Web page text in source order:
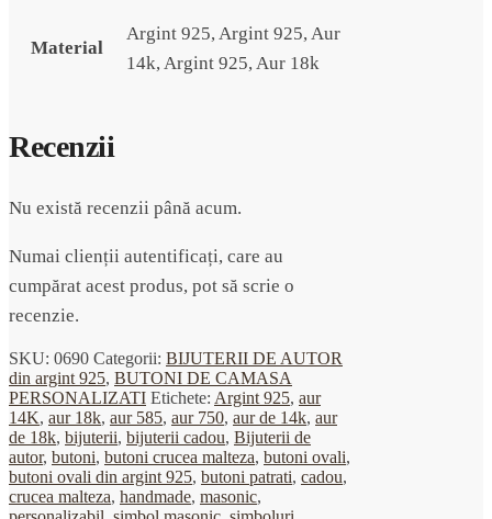
Material
Argint 925, Argint 925, Aur
14k, Argint 925, Aur 18k
Recenzii
Nu există recenzii până acum.
Numai clienții autentificați, care au
cumpărat acest produs, pot să scrie o
recenzie.
SKU: 0690 Categorii: BIJUTERII DE AUTOR
din argint 925, BUTONI DE CAMASA
PERSONALIZATI Etichete: Argint 925, aur
14K, aur 18k, aur 585, aur 750, aur de 14k, aur
de 18k, bijuterii, bijuterii cadou, Bijuterii de
autor, butoni, butoni crucea malteza, butoni ovali,
butoni ovali din argint 925, butoni patrati, cadou,
crucea malteza, handmade, masonic,